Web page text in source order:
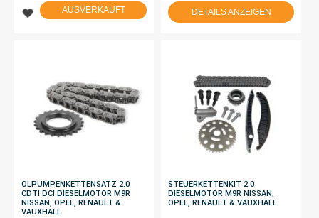
AUSVERKAUFT DETAILS ANZEIGEN
ÖLPUMPENKETTENSATZ 2.0
CDTI DCI DIESELMOTOR M9R
NISSAN, OPEL, RENAULT &
VAUXHALL
STEUERKETTENKIT 2.0
DIESELMOTOR M9R NISSAN,
OPEL, RENAULT & VAUXHALL